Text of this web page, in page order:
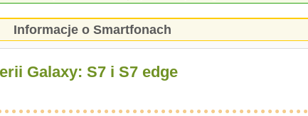
Informacje o Smartfonach
Galaxy: S7 i S7 edge